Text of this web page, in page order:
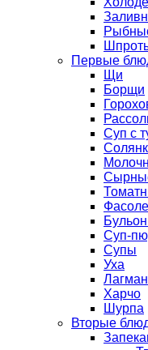
Первые
Щи
Борщи
Суп с
Суп-
Супы
Уха
Лагман
Харчо
Шурпа
Вторые